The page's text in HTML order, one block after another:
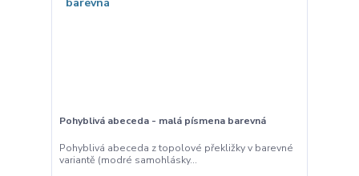
Pohyblivá abeceda - malá písmena barevná
Pohyblivá abeceda z topolové překližky v barevné
variantě (modré samohlásky...